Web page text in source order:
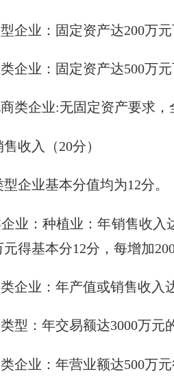
企业： 固定资产达200万
企业： 固定资产达500万
类企业:无固定资产要求，
售收入（20分）
型企业基本分值均为12分。
业 ：种植业：年销售收入
元得基本分12分，每增加
企业：年产值或销售收入
型：年交易额达3000万元
企业：年营业额达500万